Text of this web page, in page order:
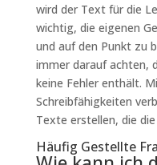
wird der Text für die
wichtig, die eigenen
und auf den Punkt zu
immer darauf achten,
keine Fehler enthält.
Schreibfähigkeiten
Texte erstellen, die
Häufig Gestellte